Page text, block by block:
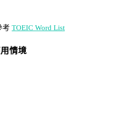
考 TOEIC Word List
情境